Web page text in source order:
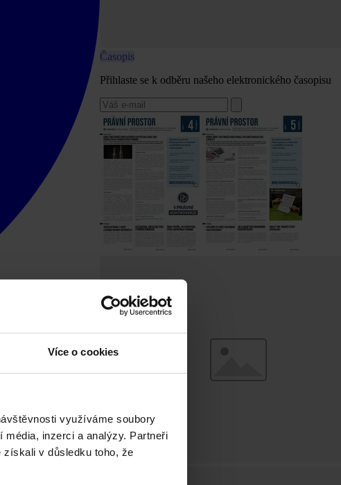
Více o cookies
využíváme soubory
inzerci a analýzy. Partneři
v důsledku toho, že
Časopis
Přihlaste se k odběru našeho elektronického časopisu